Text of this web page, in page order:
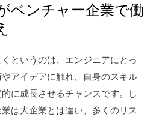
ベンチャー企業で働
というのは、エンジニアにとっ
アイデアに触れ、自身のスキル
に成長させるチャンスです。し
は大企業とは違い、多くのリス